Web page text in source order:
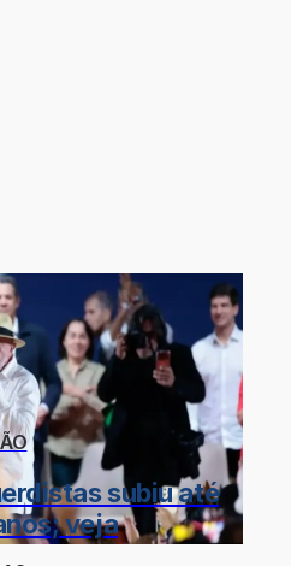
subiu até
veja